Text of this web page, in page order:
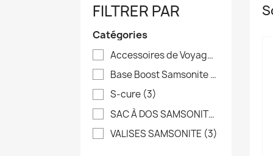
FILTRER PAR
Catégories
Accessoires de Voyage Samsonite
Base Boost Samsonite
(4)
S-cure (3)
SAC À DOS SAMSONITE
VALISES SAMSONITE (3)